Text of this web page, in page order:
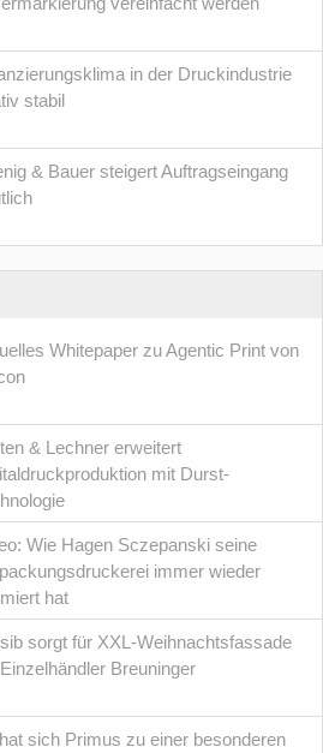
in der Druckindustrie
stabil
& Bauer steigert Auftragseingang
Whitepaper zu Agentic Print von
& Lechner erweitert
mit Durst-
Wie Hagen Sczepanski seine
immer wieder
hat
sorgt für XXL-Weihnachtsfassade
Breuninger
sich Primus zu einer besonderen